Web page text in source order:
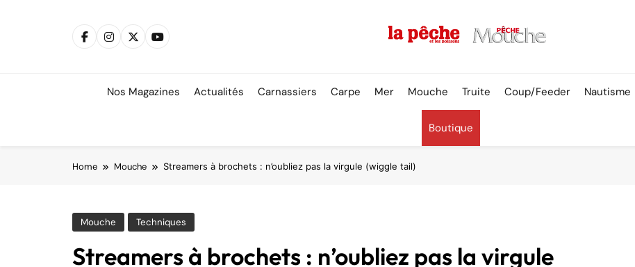
Nos Magazines Actualités Carnassiers Carpe Mer Mouche Truite Coup/Feeder Nautisme
Boutique
Home Mouche Streamers à brochets : n’oubliez pas la virgule (wiggle tail)
Mouche Techniques
Streamers à brochets : n’oubliez pas la virgule